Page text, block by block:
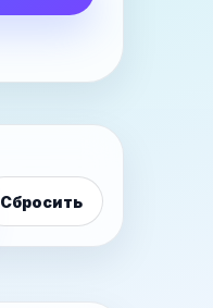
Сбросить